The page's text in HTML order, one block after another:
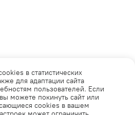
Телеграм
ВКонтакте
в статистических
для адаптации сайта
пользователей. Если
можете покинуть сайт или
cookies в вашем